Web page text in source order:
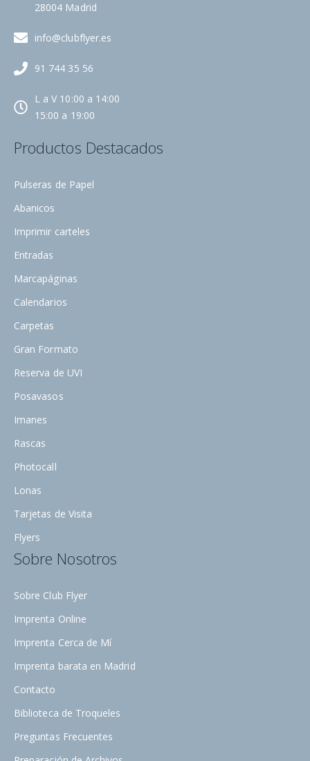
28004 Madrid
info@clubflyer.es
91 744 35 56
L a V 10:00 a 14:00
15:00 a 19:00
Productos Destacados
Pulseras de Papel
Abanicos
Imprimir carteles
Entradas
Marcapáginas
Calendarios
Carpetas
Gran Formato
Reserva de UVI
Posavasos
Imanes
Rascas
Photocall
Lonas
Tarjetas de Visita
Flyers
Sobre Nosotros
Sobre Club Flyer
Imprenta Online
Imprenta Cerca de Mí
Imprenta barata en Madrid
Contacto
Biblioteca de Troqueles
Preguntas Frecuentes